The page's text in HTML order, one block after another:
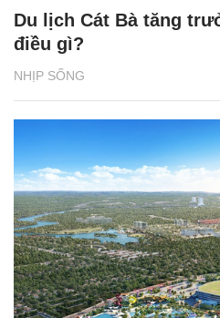
NHỊP SỐNG
Du lịch Cát Bà tăng
điều gì?